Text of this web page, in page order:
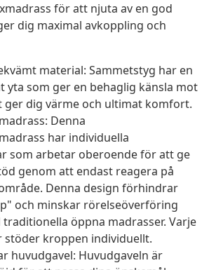
för att njuta av en god
dig maximal avkoppling och
material: Sammetstyg har en
yta som ger en behaglig känsla mot
ger dig värme och ultimat komfort.
Denna
har individuella
som arbetar oberoende för att ge
genom att endast reagera på
Denna design förhindrar
och minskar rörelseöverföring
öppna madrasser. Varje
stöder kroppen individuellt.
huvudgavel: Huvudgaveln är